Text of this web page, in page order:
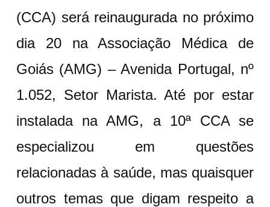
(CCA) será reinaugurada no próximo
dia 20 na Associação Médica de
Goiás (AMG) – Avenida Portugal, nº
1.052, Setor Marista. Até por estar
instalada na AMG, a 10ª CCA se
especializou em questões
relacionadas à saúde, mas quaisquer
outros temas que digam respeito a